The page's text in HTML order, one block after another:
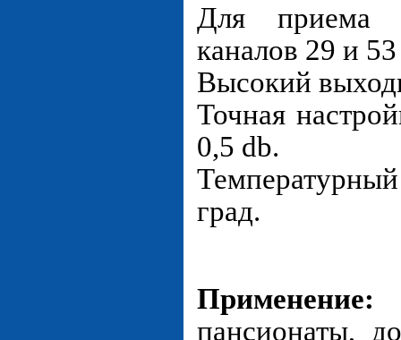
Для приема
каналов 29 и
Высокий
Точная
0,5 db.
град.
Применение:
пансионаты,